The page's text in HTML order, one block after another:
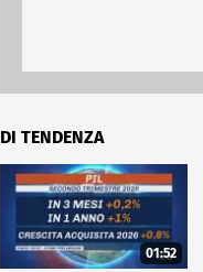
DI TENDENZA
01:52